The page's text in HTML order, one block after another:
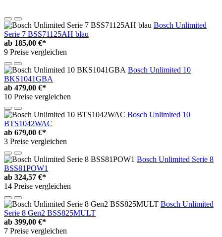
Bosch Unlimited
Serie 7 BSS71125AH blau
ab 185,00 €*
9 Preise vergleichen
Bosch Unlimited 10
BKS1041GBA
ab 479,00 €*
10 Preise vergleichen
Bosch Unlimited 10
BTS1042WAC
ab 679,00 €*
3 Preise vergleichen
Bosch Unlimited Serie 8
BSS81POW1
ab 324,57 €*
14 Preise vergleichen
Bosch Unlimited
Serie 8 Gen2 BSS825MULT
ab 399,00 €*
7 Preise vergleichen